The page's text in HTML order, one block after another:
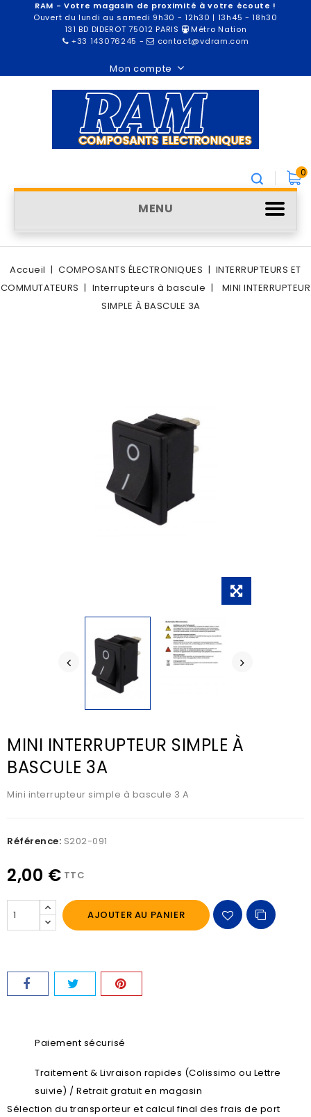
RAM - Votre magasin de proximité à votre écoute !
Ouvert du lundi au samedi 9h30 - 12h30 | 13h45 - 18h30
131 BD DIDEROT 75012 PARIS
Métro Nation
+33 143076245 - contact@vdram.com
Mon compte
0
MENU
Accueil COMPOSANTS ÉLECTRONIQUES
INTERRUPTEURS ET
COMMUTATEURS
Interrupteurs à bascule
MINI INTERRUPTEUR
SIMPLE À BASCULE 3A
MINI INTERRUPTEUR SIMPLE À
BASCULE 3A
Mini interrupteur simple à bascule 3 A
Référence: S202-091
2,00 € TTC
AJOUTER AU PANIER
Paiement sécurisé
Traitement & Livraison rapides (Colissimo ou Lettre
suivie) / Retrait gratuit en magasin
Sélection du transporteur et calcul final des frais de port